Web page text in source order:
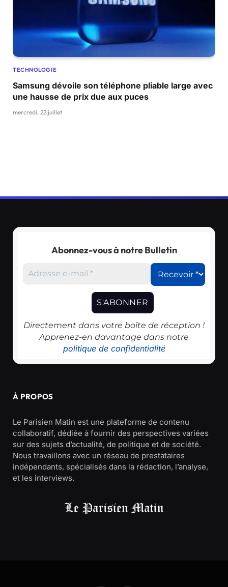
TECHNOLOGIE
Samsung dévoile son téléphone pliable large avec
une hausse de prix due aux puces
mercredi, 22 juillet
Abonnez-vous à notre Bulletin
Directement dans votre boîte de réception !
Apprenez-en davantage dans notre
politique de confidentialité
À PROPOS
Le Parisien Matin est une plateforme de contenu
collaboratif, dédiée à fournir des perspectives variées
sur des sujets d’actualité, de politique et de société.
Nous travaillons avec un réseau de prestataires
indépendants, spécialisés dans la rédaction, l’analyse,
et les interviews.